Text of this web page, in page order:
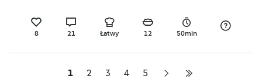
8 21 Łatwy 12 50min
1 2 3 4 5